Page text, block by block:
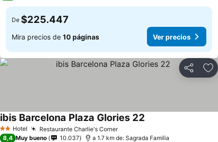
De $225.447
Mira precios de 10 páginas Ver precios
Compartir
2 Estrellas
Hotel Restaurante Charlie's CornerVer precios
ibis Barcelona Plaza Glories 22
8,4 Muy bueno 10.037 a 1.7 km de: Sagrada Familia